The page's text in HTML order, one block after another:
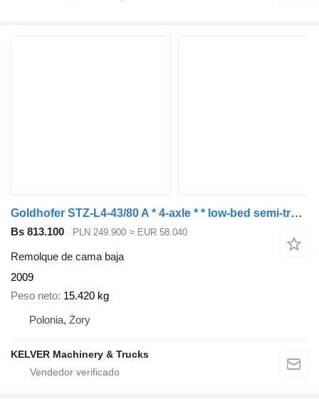
Goldhofer STZ-L4-43/80 A * 4-axle * * low-bed semi-trailer *
Bs 813.100 PLN 249.900 ≈ EUR 58.040
Remolque de cama baja
2009
Peso neto 15.420 kg
Polonia, Żory
KELVER Machinery & Trucks